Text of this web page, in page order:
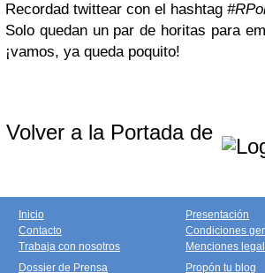
Recordad twittear con el hashtag
Solo quedan un par de horitas para
¡vamos, ya queda poquito!
Volver a la Portada de
Inicio
Contacto
Trabaja con nosotros
Presentación
Condiciones
Menciones
Dossier de Prensa
Propón tu blog